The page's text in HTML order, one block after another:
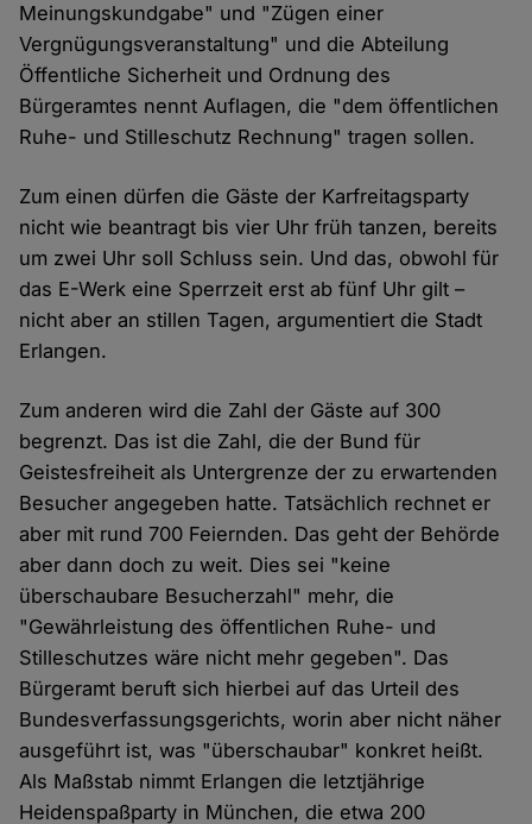
Meinungskundgabe" und "Zügen einer
Vergnügungsveranstaltung" und die Abteilung
Öffentliche Sicherheit und Ordnung des
Bürgeramtes nennt Auflagen, die "dem öffentlichen
Ruhe- und Stilleschutz Rechnung" tragen sollen.
Zum einen dürfen die Gäste der Karfreitagsparty
nicht wie beantragt bis vier Uhr früh tanzen, bereits
um zwei Uhr soll Schluss sein. Und das, obwohl für
das E-Werk eine Sperrzeit erst ab fünf Uhr gilt –
nicht aber an stillen Tagen, argumentiert die Stadt
Erlangen.
Zum anderen wird die Zahl der Gäste auf 300
begrenzt. Das ist die Zahl, die der Bund für
Geistesfreiheit als Untergrenze der zu erwartenden
Besucher angegeben hatte. Tatsächlich rechnet er
aber mit rund 700 Feiernden. Das geht der Behörde
aber dann doch zu weit. Dies sei "keine
überschaubare Besucherzahl" mehr, die
"Gewährleistung des öffentlichen Ruhe- und
Stilleschutzes wäre nicht mehr gegeben". Das
Bürgeramt beruft sich hierbei auf das Urteil des
Bundesverfassungsgerichts, worin aber nicht näher
ausgeführt ist, was "überschaubar" konkret heißt.
Als Maßstab nimmt Erlangen die letztjährige
Heidenspaßparty in München, die etwa 200